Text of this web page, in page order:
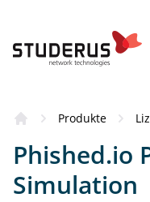
Produkte
Phished.io
Simulation